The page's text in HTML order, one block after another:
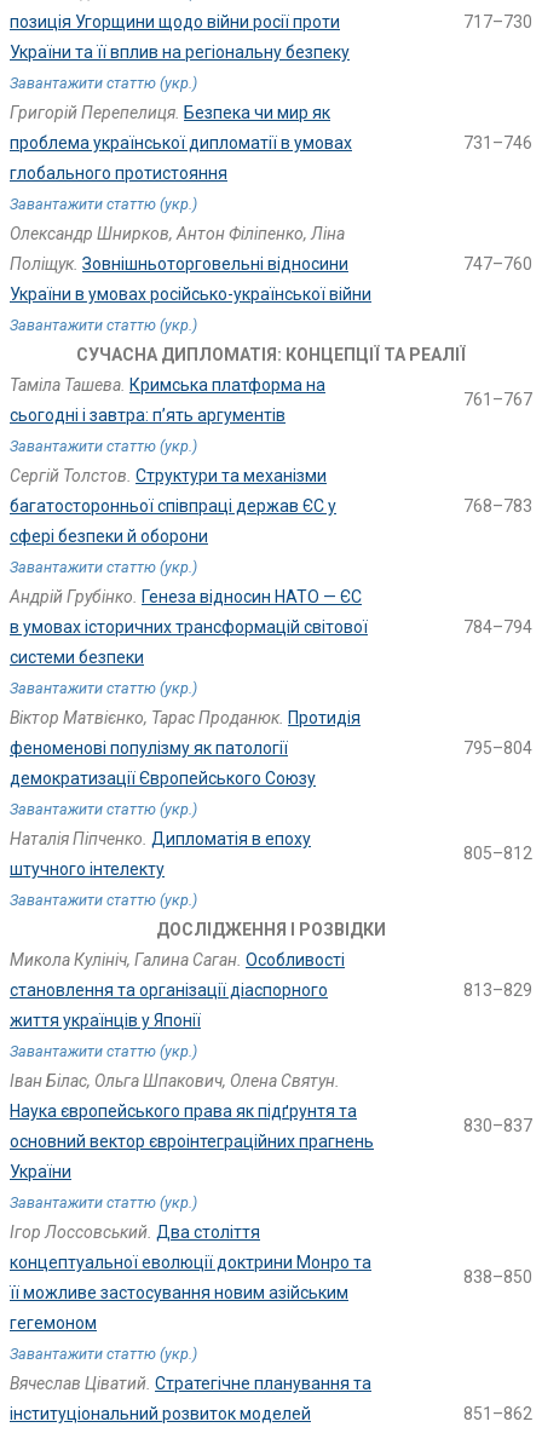
позиція Угорщини щодо війни росії проти
України та її вплив на регіональну безпеку
717–730
Завантажити статтю (укр.)
Григорій Перепелиця. Безпека чи мир як
проблема української дипломатії в умовах
глобального протистояння
731–746
Завантажити статтю (укр.)
Олександр Шнирков, Антон Філіпенко, Ліна
Поліщук. Зовнішньоторговельні відносини
України в умовах російсько-української війни
747–760
Завантажити статтю (укр.)
СУЧАСНА ДИПЛОМАТІЯ: КОНЦЕПЦІЇ ТА РЕАЛІЇ
Таміла Ташева. Кримська платформа на
сьогодні і завтра: п’ять аргументів
761–767
Завантажити статтю (укр.)
Сергій Толстов. Структури та механізми
багатосторонньої співпраці держав ЄС у
сфері безпеки й оборони
768–783
Завантажити статтю (укр.)
Андрій Грубінко. Генеза відносин НАТО — ЄС
в умовах історичних трансформацій світової
системи безпеки
784–794
Завантажити статтю (укр.)
Віктор Матвієнко, Тарас Проданюк. Протидія
феноменові популізму як патології
демократизації Європейського Союзу
795–804
Завантажити статтю (укр.)
Наталія Піпченко. Дипломатія в епоху
штучного інтелекту
805–812
Завантажити статтю (укр.)
ДОСЛІДЖЕННЯ І РОЗВІДКИ
Микола Кулініч, Галина Саган. Особливості
становлення та організації діаспорного
життя українців у Японії
813–829
Завантажити статтю (укр.)
Іван Білас, Ольга Шпакович, Олена Святун.
Наука європейського права як підґрунтя та
основний вектор євроінтеграційних прагнень
України
830–837
Завантажити статтю (укр.)
Ігор Лоссовський. Два століття
концептуальної еволюції доктрини Монро та
її можливе застосування новим азійським
гегемоном
838–850
Завантажити статтю (укр.)
Вячеслав Ціватий. Стратегічне планування та
інституціональний розвиток моделей
851–862